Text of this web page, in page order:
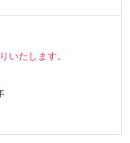
いたします。